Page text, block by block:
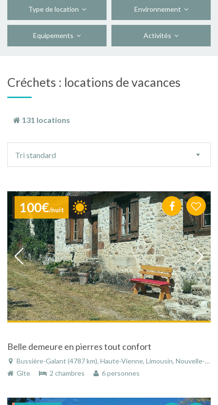
Type de location Environnement
Equipements Activités
Créchets : locations de vacances
131 locations
tri
Tri standard
100€/nuit
Belle demeure en pierres tout confort
Bussière-Galant (4787 km), Haute-Vienne, Limousin, Nouvelle-Aquitaine, France
Gîte
2 chambres 6 personnes